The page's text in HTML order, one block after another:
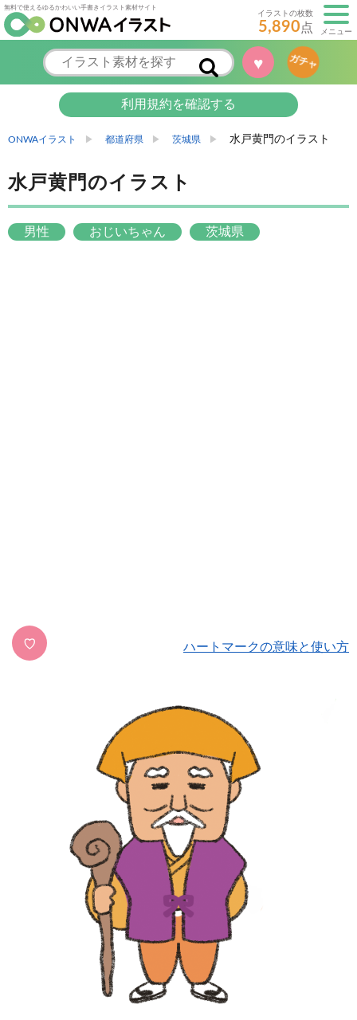
無料で使えるゆるかわいい手書きイラスト素材サイト
イラストの枚数
5,890点 メニュー
♥ ガチャ
利用規約を確認する
ONWAイラスト 都道府県 茨城県 水戸黄門のイラスト
水戸黄門のイラスト
男性 おじいちゃん 茨城県
♡ ハートマークの意味と使い方